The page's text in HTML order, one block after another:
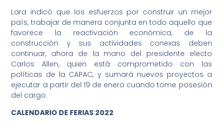
Lara indicó que los esfuerzos por construir un mejor
país, trabajar de manera conjunta en todo aquello que
favorece la reactivación económica, de la
construcción y sus actividades conexas deben
continuar, ahora de la mano del presidente electo
Carlos Allen, quien está comprometido con las
políticas de la CAPAC, y sumará nuevos proyectos a
ejecutar a partir del 19 de enero cuando tome posesión
del cargo.
CALENDARIO DE FERIAS 2022